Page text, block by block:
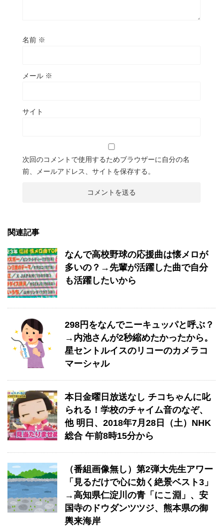
名前 ※
メール ※
サイト
次回のコメントで使用するためブラウザーに自分の名
前、メールアドレス、サイトを保存する。
関連記事
なんで高校野球の応援曲は懐メロが
多いの？→先輩が活躍した曲で自分
も活躍したいから
298円をなんでニーキュッパと呼ぶ？
→内池さんが2秒縮めたかったから。
星セントルイスのリコーのカメラコ
マーシャル
本日金曜日放送なし チコちゃんに叱
られる！学校のチャイム音のなぞ、
他 ​明日、2018年7月28日（土）NHK
総合 午前8時15分から
（番組画像無し）第2弾大先生アワー
「見るだけで心に効く絶景ベスト3」
→高知県仁淀川の青「にこ淵」、安
国寺のドウダンツツジ、熊本県の御
輿来海岸